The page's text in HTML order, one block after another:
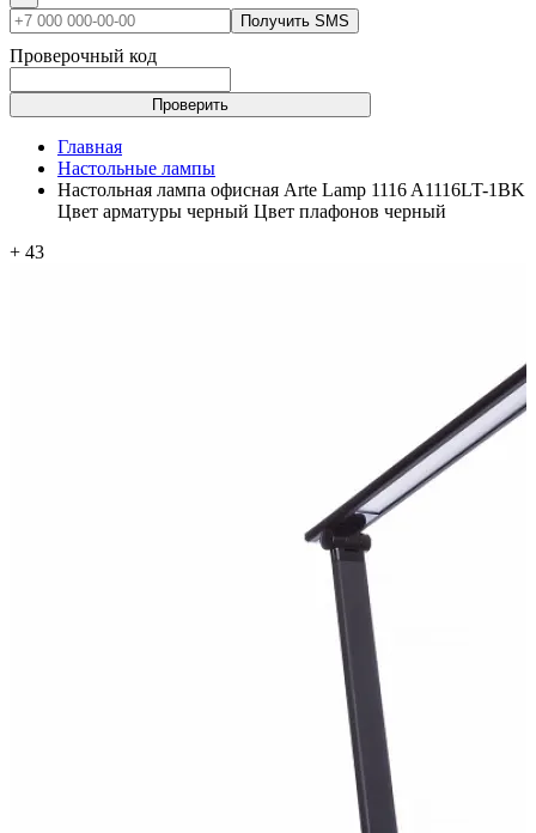
Получить SMS
Проверочный код
Проверить
Главная
Настольные лампы
Настольная лампа офисная Arte Lamp 1116 A1116LT-1BK
Цвет арматуры черный Цвет плафонов черный
+ 43